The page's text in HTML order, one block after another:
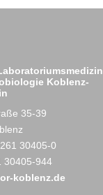
Koblenz-
35-39
30405-0
30405-944
koblenz.de